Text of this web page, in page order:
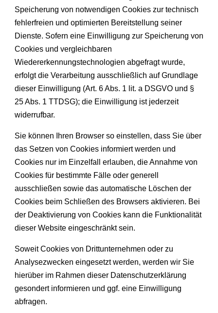
Speicherung von notwendigen Cookies zur technisch
fehlerfreien und optimierten Bereitstellung seiner
Dienste. Sofern eine Einwilligung zur Speicherung von
Cookies und vergleichbaren
Wiedererkennungstechnologien abgefragt wurde,
erfolgt die Verarbeitung ausschließlich auf Grundlage
dieser Einwilligung (Art. 6 Abs. 1 lit. a DSGVO und §
25 Abs. 1 TTDSG); die Einwilligung ist jederzeit
widerrufbar.
Sie können Ihren Browser so einstellen, dass Sie über
das Setzen von Cookies informiert werden und
Cookies nur im Einzelfall erlauben, die Annahme von
Cookies für bestimmte Fälle oder generell
ausschließen sowie das automatische Löschen der
Cookies beim Schließen des Browsers aktivieren. Bei
der Deaktivierung von Cookies kann die Funktionalität
dieser Website eingeschränkt sein.
Soweit Cookies von Drittunternehmen oder zu
Analysezwecken eingesetzt werden, werden wir Sie
hierüber im Rahmen dieser Datenschutzerklärung
gesondert informieren und ggf. eine Einwilligung
abfragen.